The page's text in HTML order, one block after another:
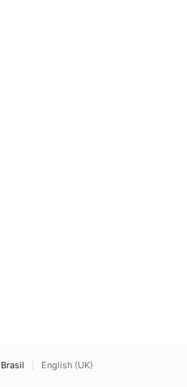
Brasil English (UK)